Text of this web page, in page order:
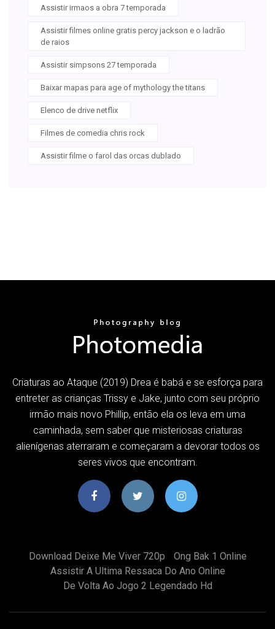
Assistir irmaos a obra 7 temporada
Assistir filmes online gratis percy jackson e o ladrão
de raios
Assistir simpsons 27 temporada
Baixar mapas para age of mythology the titans
Elenco de drive netflix
Filmes de comedia chris rock
Assistir filme o farol das orcas dublado
Criaturas ao Ataque (2019) Drea é babá e se esforça para
entreter as crianças Trissy e Jake, junto com seu próprio
irmão mais novo Phillip, então ela os leva em uma
caminhada, sem saber que misteriosas criaturas
alienígenas aterraram e começaram a devorar todos os
seres vivos que encontram.
Download Deixe Me Viver 720p
Ong Bak 1 Online
Assistir A Ultima Ressaca Do Ano Online
De Volta Ao Jogo 2 Legendado Hd